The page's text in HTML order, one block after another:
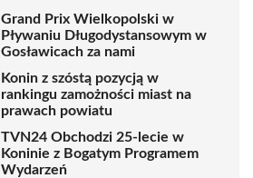
Grand Prix Wielkopolski w
Pływaniu Długodystansowym w
Gosławicach za nami
Konin z szóstą pozycją w
rankingu zamożności miast na
prawach powiatu
TVN24 Obchodzi 25-lecie w
Koninie z Bogatym Programem
Wydarzeń